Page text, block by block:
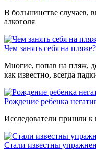
В большинстве случаев,
алкоголя
Чем занять себя на пляже?
Многие, попав на пляж,
как известно, всегда
Рождение ребенка
Исследователи пришли к
Стали известны